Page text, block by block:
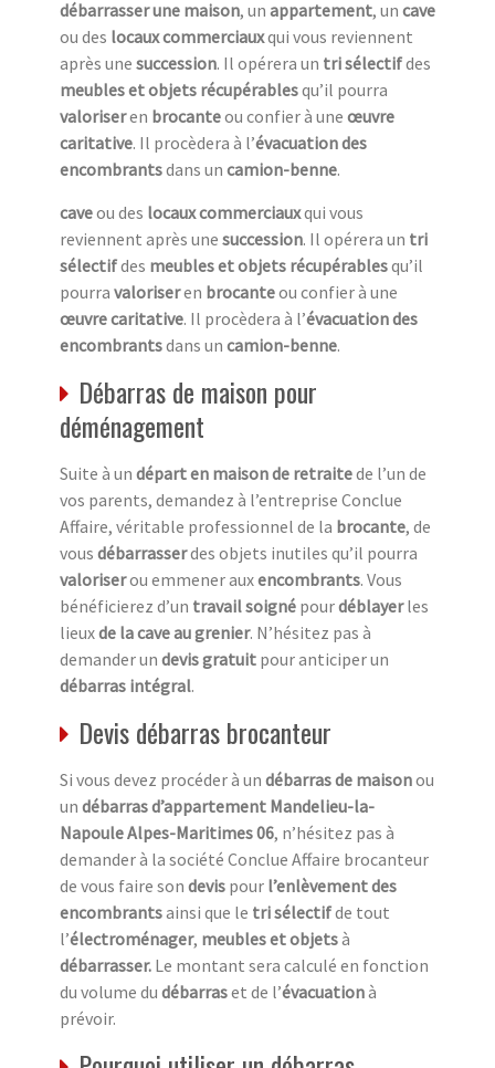
débarrasser une maison, un appartement, un cave
ou des locaux commerciauxqui vous reviennent
après une succession. Il opérera un tri sélectifdes
meubles et objets récupérablesqu’il pourra
valoriseren brocanteou confier à une œuvre
caritative. Il procèdera à l’évacuation des
encombrantsdans un camion-benne.
caveou des locaux commerciauxqui vous
reviennent après une succession. Il opérera un tri
sélectifdes meubles et objets récupérablesqu’il
pourra valoriseren brocanteou confier à une
œuvre caritative. Il procèdera à l’évacuation des
encombrantsdans un camion-benne.
Débarras de maison pour
déménagement
Suite à un départ en maison de retraitede l’un de
vos parents, demandez à l’entreprise Conclue
Affaire, véritable professionnel de la brocante, de
vous débarrasserdes objets inutiles qu’il pourra
valoriserou emmener auxencombrants. Vous
bénéficierez d’un travail soigné pourdéblayerles
lieuxde la cave au grenier. N’hésitez pas à
demander un devis gratuit pour anticiper un
débarras intégral.
Devis débarras brocanteur
Si vous devez procéder à un débarras de maisonou
un débarras d’appartement Mandelieu-la-
Napoule Alpes-Maritimes 06, n’hésitez pas à
demander à la société Conclue Affaire brocanteur
de vous faire son devis pour l’enlèvement des
encombrantsainsi que le tri sélectifde tout
l’électroménager, meubles et objetsà
débarrasser. Le montant sera calculé en fonction
du volume du débarraset de l’évacuationà
prévoir.